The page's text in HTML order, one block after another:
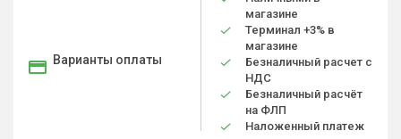
Варианты оплаты
магазине
Терминал +3% в
магазине
Безналичный расчет с
НДС
Безналичный расчёт
на ФЛП
Наложенный платеж